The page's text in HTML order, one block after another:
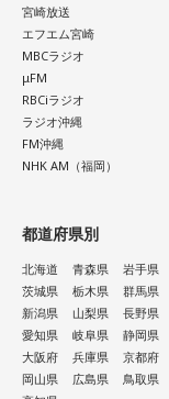
宮崎放送
エフエム宮崎
MBCラジオ
μFM
RBCiラジオ
ラジオ沖縄
FM沖縄
NHK AM（福岡）
都道府県別
北海道 青森県 岩手県
茨城県
栃木県 群馬県
新潟県
山梨県 長野県
愛知県
岐阜県 静岡県
大阪府
兵庫県 京都府
岡山県
広島県 鳥取県